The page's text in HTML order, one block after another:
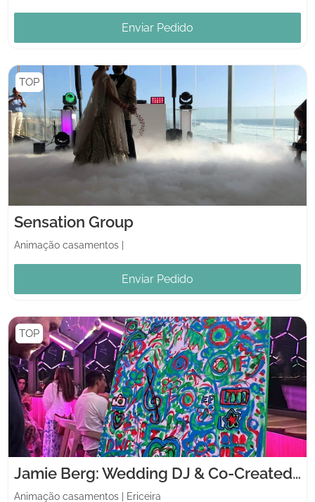
Enviar Pedido
TOP
Sensation Group
Animação casamentos
Enviar Pedido
TOP
Jamie Berg: Wedding DJ & Co-Created Artwork
Animação casamentos Ericeira